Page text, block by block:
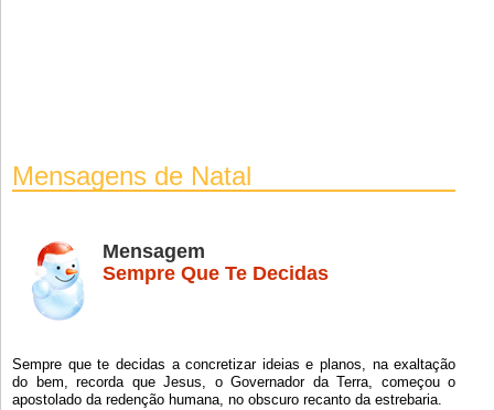
Mensagens de Natal
Mensagem
Sempre Que Te Decidas
Sempre que te decidas a concretizar ideias e planos, na exaltação
do bem, recorda que Jesus, o Governador da Terra, começou o
apostolado da redenção humana, no obscuro recanto da estrebaria.